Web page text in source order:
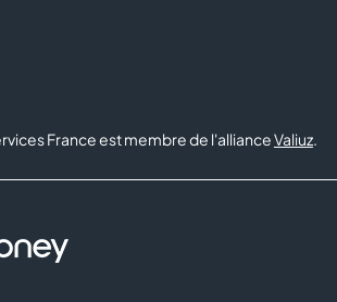
France est membre de l'allianceValiuz.